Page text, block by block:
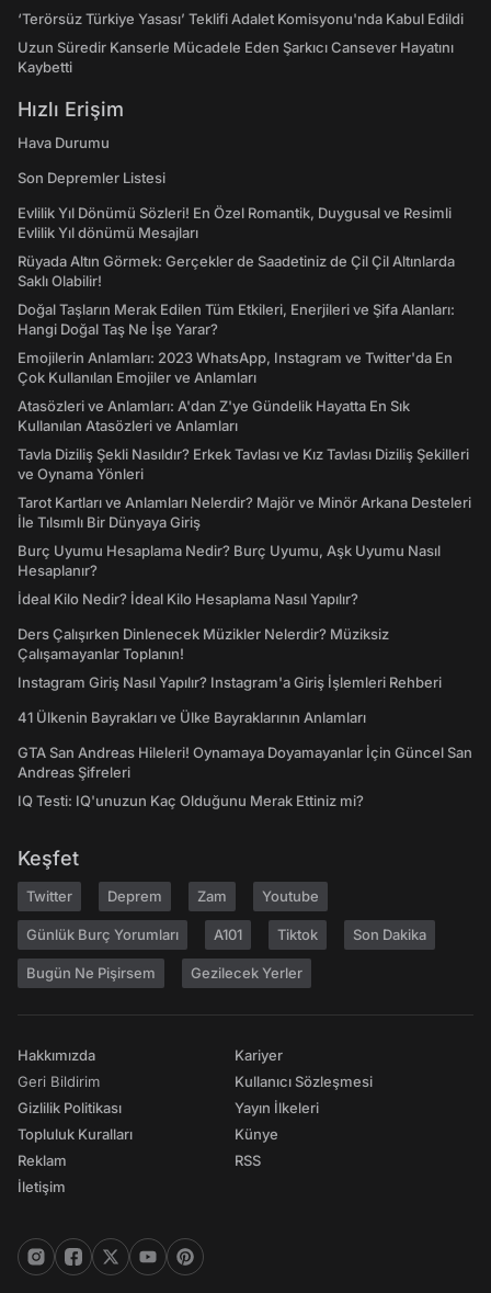
‘Terörsüz Türkiye Yasası’ Teklifi Adalet Komisyonu'nda Kabul Edildi
Uzun Süredir Kanserle Mücadele Eden Şarkıcı Cansever Hayatını
Kaybetti
Hızlı Erişim
Hava Durumu
Son Depremler Listesi
Evlilik Yıl Dönümü Sözleri! En Özel Romantik, Duygusal ve Resimli
Evlilik Yıl dönümü Mesajları
Rüyada Altın Görmek: Gerçekler de Saadetiniz de Çil Çil Altınlarda
Saklı Olabilir!
Doğal Taşların Merak Edilen Tüm Etkileri, Enerjileri ve Şifa Alanları:
Hangi Doğal Taş Ne İşe Yarar?
Emojilerin Anlamları: 2023 WhatsApp, Instagram ve Twitter'da En
Çok Kullanılan Emojiler ve Anlamları
Atasözleri ve Anlamları: A'dan Z'ye Gündelik Hayatta En Sık
Kullanılan Atasözleri ve Anlamları
Tavla Diziliş Şekli Nasıldır? Erkek Tavlası ve Kız Tavlası Diziliş Şekilleri
ve Oynama Yönleri
Tarot Kartları ve Anlamları Nelerdir? Majör ve Minör Arkana Desteleri
İle Tılsımlı Bir Dünyaya Giriş
Burç Uyumu Hesaplama Nedir? Burç Uyumu, Aşk Uyumu Nasıl
Hesaplanır?
İdeal Kilo Nedir? İdeal Kilo Hesaplama Nasıl Yapılır?
Ders Çalışırken Dinlenecek Müzikler Nelerdir? Müziksiz
Çalışamayanlar Toplanın!
Instagram Giriş Nasıl Yapılır? Instagram'a Giriş İşlemleri Rehberi
41 Ülkenin Bayrakları ve Ülke Bayraklarının Anlamları
GTA San Andreas Hileleri! Oynamaya Doyamayanlar İçin Güncel San
Andreas Şifreleri
IQ Testi: IQ'unuzun Kaç Olduğunu Merak Ettiniz mi?
Keşfet
Twitter Deprem Zam Youtube
Günlük Burç Yorumları A101 Tiktok Son Dakika
Bugün Ne Pişirsem Gezilecek Yerler
Hakkımızda
Geri Bildirim
Gizlilik Politikası
Topluluk Kuralları
Reklam
İletişim
Kariyer
Kullanıcı Sözleşmesi
Yayın İlkeleri
Künye
RSS